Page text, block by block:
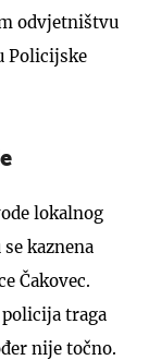
odvjetništvu
Policijske
lokalnog
kaznena
Čakovec.
traga
nije točno.